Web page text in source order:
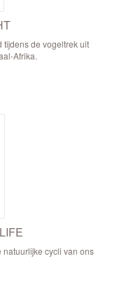
tijdens de vogeltrek uit
Afrika.
natuurlijke cycli van ons